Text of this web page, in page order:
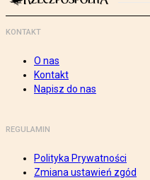
KONTAKT
O nas
Kontakt
Napisz do nas
REGULAMIN
Polityka Prywatności
Zmiana ustawień zgód